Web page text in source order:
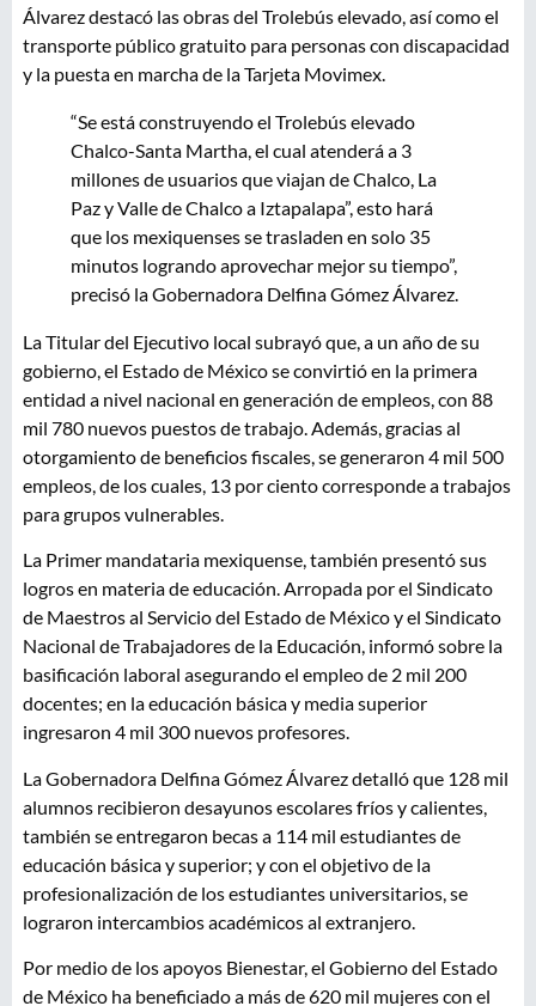
Álvarez destacó las obras del Trolebús elevado, así como el
transporte público gratuito para personas con discapacidad
y la puesta en marcha de la Tarjeta Movimex.
“Se está construyendo el Trolebús elevado
Chalco-Santa Martha, el cual atenderá a 3
millones de usuarios que viajan de Chalco, La
Paz y Valle de Chalco a Iztapalapa”, esto hará
que los mexiquenses se trasladen en solo 35
minutos logrando aprovechar mejor su tiempo”,
precisó la Gobernadora Delfina Gómez Álvarez.
La Titular del Ejecutivo local subrayó que, a un año de su
gobierno, el Estado de México se convirtió en la primera
entidad a nivel nacional en generación de empleos, con 88
mil 780 nuevos puestos de trabajo. Además, gracias al
otorgamiento de beneficios fiscales, se generaron 4 mil 500
empleos, de los cuales, 13 por ciento corresponde a trabajos
para grupos vulnerables.
La Primer mandataria mexiquense, también presentó sus
logros en materia de educación. Arropada por el Sindicato
de Maestros al Servicio del Estado de México y el Sindicato
Nacional de Trabajadores de la Educación, informó sobre la
basificación laboral asegurando el empleo de 2 mil 200
docentes; en la educación básica y media superior
ingresaron 4 mil 300 nuevos profesores.
La Gobernadora Delfina Gómez Álvarez detalló que 128 mil
alumnos recibieron desayunos escolares fríos y calientes,
también se entregaron becas a 114 mil estudiantes de
educación básica y superior; y con el objetivo de la
profesionalización de los estudiantes universitarios, se
lograron intercambios académicos al extranjero.
Por medio de los apoyos Bienestar, el Gobierno del Estado
de México ha beneficiado a más de 620 mil mujeres con el